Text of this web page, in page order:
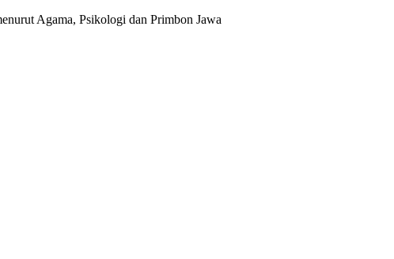
Agama, Psikologi dan Primbon Jawa